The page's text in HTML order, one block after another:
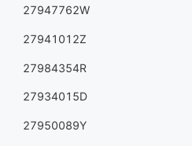
27947762W
27941012Z
27984354R
27934015D
27950089Y